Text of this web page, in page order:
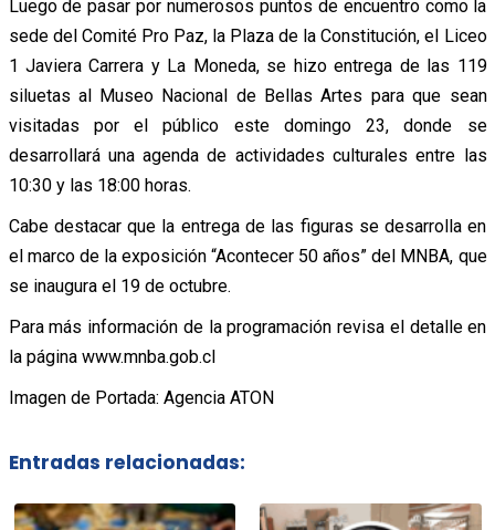
Luego de pasar por numerosos puntos de encuentro como la
sede del Comité Pro Paz, la Plaza de la Constitución, el Liceo
1 Javiera Carrera y La Moneda, se hizo entrega de las 119
siluetas al Museo Nacional de Bellas Artes para que sean
visitadas por el público este domingo 23, donde se
desarrollará una agenda de actividades culturales entre las
10:30 y las 18:00 horas.
Cabe destacar que la entrega de las figuras se desarrolla en
el marco de la exposición “Acontecer 50 años” del MNBA, que
se inaugura el 19 de octubre.
Para más información de la programación revisa el detalle en
la página www.mnba.gob.cl
Imagen de Portada: Agencia ATON
Entradas relacionadas: